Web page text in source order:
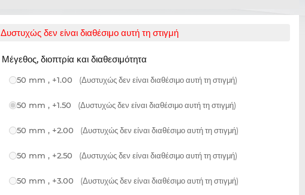
Δυστυχώς δεν είναι διαθέσιμο αυτή τη στιγμή
Μέγεθος, διοπτρία και διαθεσιμότητα
50 mm , +1.00 (Δυστυχώς δεν είναι διαθέσιμο αυτή τη στιγμή)
50 mm , +1.50 (Δυστυχώς δεν είναι διαθέσιμο αυτή τη στιγμή)
50 mm , +2.00 (Δυστυχώς δεν είναι διαθέσιμο αυτή τη στιγμή)
50 mm , +2.50 (Δυστυχώς δεν είναι διαθέσιμο αυτή τη στιγμή)
50 mm , +3.00 (Δυστυχώς δεν είναι διαθέσιμο αυτή τη στιγμή)